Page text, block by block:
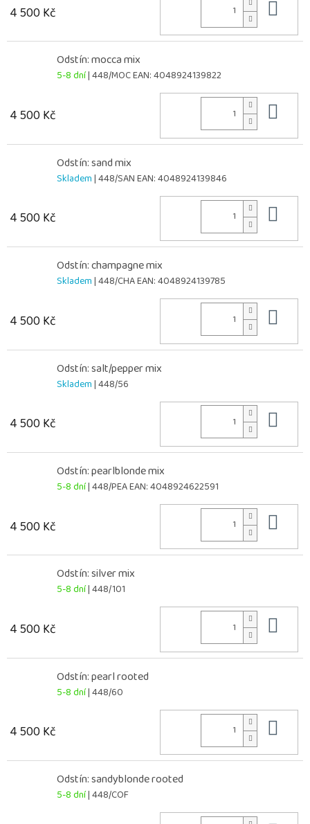
4 500 Kč
Odstín: mocca mix
5-8 dní| 448/MOCEAN:4048924139822
4 500 Kč
Odstín: sand mix
Skladem| 448/SANEAN:4048924139846
4 500 Kč
Odstín: champagne mix
Skladem| 448/CHAEAN:4048924139785
4 500 Kč
Odstín: salt/pepper mix
Skladem| 448/56
4 500 Kč
Odstín: pearlblonde mix
5-8 dní| 448/PEAEAN:4048924622591
4 500 Kč
Odstín: silver mix
5-8 dní| 448/101
4 500 Kč
Odstín: pearl rooted
5-8 dní| 448/60
4 500 Kč
Odstín: sandyblonde rooted
5-8 dní| 448/COF